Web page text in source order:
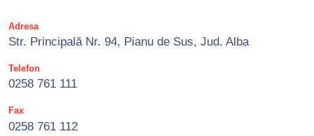
Adresa
Str. Principală Nr. 94, Pianu de Sus, Jud. Alba
Telefon
0258 761 111
Fax
0258 761 112